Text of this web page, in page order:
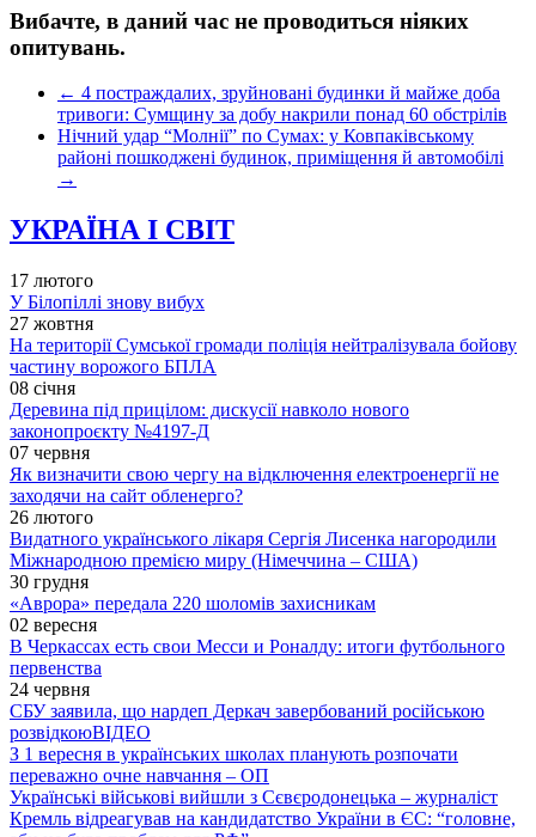
Вибачте, в даний час не проводиться ніяких
опитувань.
← 4 постраждалих, зруйновані будинки й майже доба
тривоги: Сумщину за добу накрили понад 60 обстрілів
Нічний удар “Молнії” по Сумах: у Ковпаківському
районі пошкоджені будинок, приміщення й автомобілі
→
УКРАЇНА І СВІТ
17 лютого
У Білопіллі знову вибух
27 жовтня
На території Сумської громади поліція нейтралізувала бойову
частину ворожого БПЛА
08 січня
Деревина під прицілом: дискусії навколо нового
законопроєкту №4197-Д
07 червня
Як визначити свою чергу на відключення електроенергії не
заходячи на сайт обленерго?
26 лютого
Видатного українського лікаря Сергія Лисенка нагородили
Міжнародною премією миру (Німеччина – США)
30 грудня
«Аврора» передала 220 шоломів захисникам
02 вересня
В Черкассах есть свои Месси и Роналду: итоги футбольного
первенства
24 червня
СБУ заявила, що нардеп Деркач завербований російською
розвідкоюВІДЕО
З 1 вересня в українських школах планують розпочати
переважно очне навчання – ОП
Українські військові вийшли з Сєвєродонецька – журналіст
Кремль відреагував на кандидатство України в ЄС: “головне,